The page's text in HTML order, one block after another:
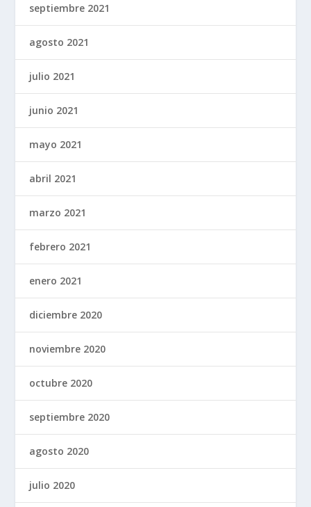
septiembre 2021
agosto 2021
julio 2021
junio 2021
mayo 2021
abril 2021
marzo 2021
febrero 2021
enero 2021
diciembre 2020
noviembre 2020
octubre 2020
septiembre 2020
agosto 2020
julio 2020